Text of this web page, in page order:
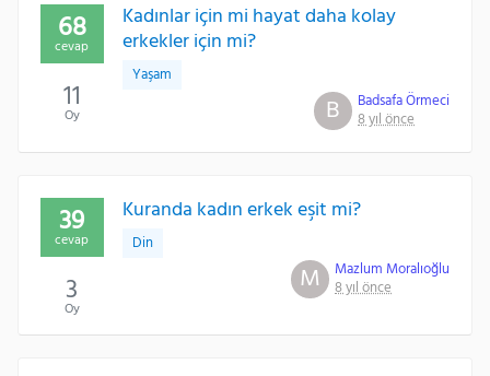
Kadınlar için mi hayat daha kolay
erkekler için mi?
Yaşam
B
Badsafa Örmeci
8 yıl önce
68
cevap
11
Oy
Kuranda kadın erkek eşit mi?
Din
M
Mazlum Moralıoğlu
8 yıl önce
39
cevap
3
Oy